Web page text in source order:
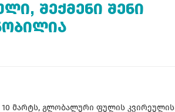
ᲨᲔᲥᲛᲔᲜᲘ ᲨᲔᲜᲘ
10 მარტს, გლობალური ფულის კვირეულის